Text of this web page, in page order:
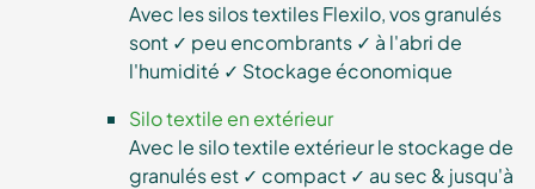
Avec les silos textiles Flexilo, vos granulés
sont ✓ peu encombrants ✓ à l'abri de
l'humidité ✓ Stockage économique
Silo textile en extérieur
Avec le silo textile extérieur le stockage de
granulés est ✓ compact ✓ au sec & jusqu'à